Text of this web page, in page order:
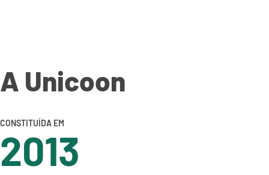
A Unicoon
CONSTITUÍDA EM
2013